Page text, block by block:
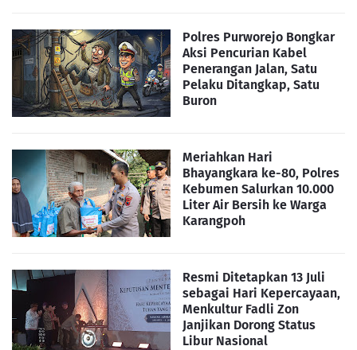
Polres Purworejo Bongkar
Aksi Pencurian Kabel
Penerangan Jalan, Satu
Pelaku Ditangkap, Satu
Buron
Meriahkan Hari
Bhayangkara ke-80, Polres
Kebumen Salurkan 10.000
Liter Air Bersih ke Warga
Karangpoh
Resmi Ditetapkan 13 Juli
sebagai Hari Kepercayaan,
Menkultur Fadli Zon
Janjikan Dorong Status
Libur Nasional